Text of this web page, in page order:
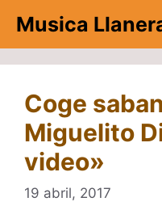
contenido
Musica
Coge
Miguelito
video»
19 abril, 2017